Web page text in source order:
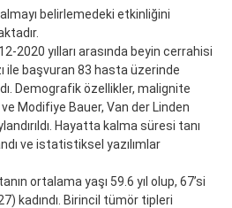
belirlemedeki etkinliğini
2020 yılları arasında beyin cerrahisi
ile başvuran 83 hasta üzerinde
Demografik özellikler, malignite
Modifiye Bauer, Van der Linden
Hayatta kalma süresi tanı
ve istatistiksel yazılımlar
ortalama yaşı 59.6 yıl olup, 67’si
kadındı. Birincil tümör tipleri